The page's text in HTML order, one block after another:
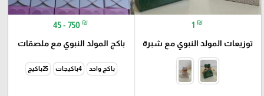
1 ₪
توزيعات المولد النبوي مع شبرة
45 - 750 ₪
باكج المولد النبوي مع ملصقات
باكج واحد 4باكيجات 25باكيج